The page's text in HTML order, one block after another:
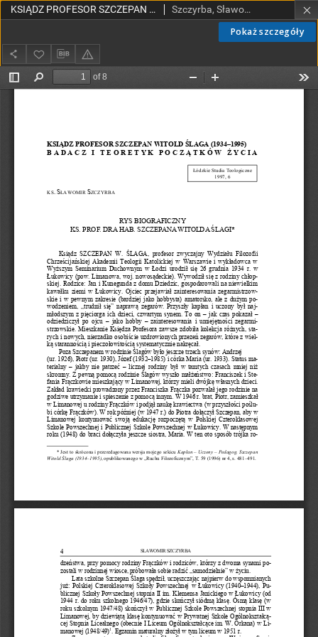
Pokaż szczegóły
KSIĄDZ PROFESOR SZCZEPAN WITOLD ŚLAGA (1934–1995) BADACZ I TEORETYK POCZĄTKÓW ŻYCIA RYS BIOGRAFICZNY KS. PROF. DRA HAB. SZCZEPANA WITOLDA ŚLAGI Szczyrba, Sławomir, ks.